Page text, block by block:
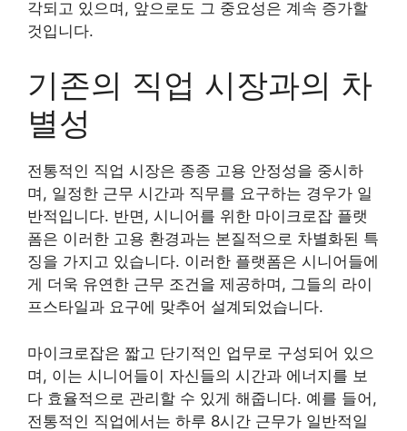
각되고 있으며, 앞으로도 그 중요성은 계속 증가할
것입니다.
기존의 직업 시장과의 차
별성
전통적인 직업 시장은 종종 고용 안정성을 중시하
며, 일정한 근무 시간과 직무를 요구하는 경우가 일
반적입니다. 반면, 시니어를 위한 마이크로잡 플랫
폼은 이러한 고용 환경과는 본질적으로 차별화된 특
징을 가지고 있습니다. 이러한 플랫폼은 시니어들에
게 더욱 유연한 근무 조건을 제공하며, 그들의 라이
프스타일과 요구에 맞추어 설계되었습니다.
마이크로잡은 짧고 단기적인 업무로 구성되어 있으
며, 이는 시니어들이 자신들의 시간과 에너지를 보
다 효율적으로 관리할 수 있게 해줍니다. 예를 들어,
전통적인 직업에서는 하루 8시간 근무가 일반적일